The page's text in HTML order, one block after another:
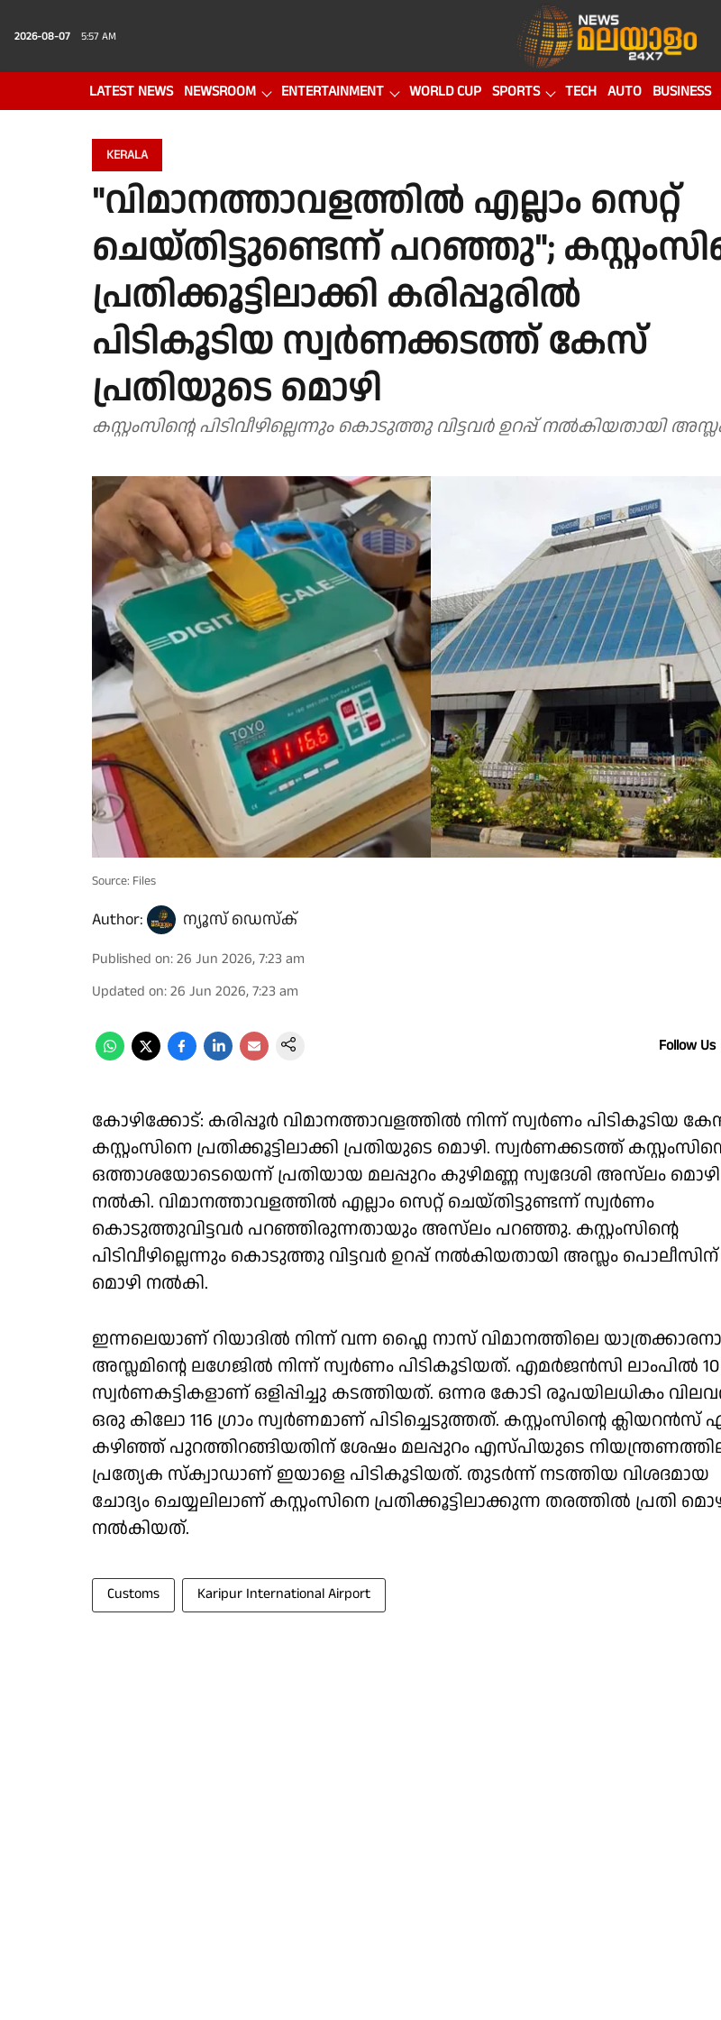
2026-08-07 5:57 AM
LATEST NEWS NEWSROOM ENTERTAINMENT WORLD CUP SPORTS TECH AUTO BUSINESS
KERALA
"വിമാനത്താവളത്തിൽ എല്ലാം സെറ്റ്
ചെയ്തിട്ടുണ്ടെന്ന് പറഞ്ഞു";
പ്രതിക്കൂട്ടിലാക്കി കരിപ്പൂരിൽ
പിടികൂടിയ സ്വർണക്കടത്ത് കേസ്
പ്രതിയുടെ മൊഴി
കസ്റ്റംസിന്റെ പിടിവീഴില്ലെന്നും കൊടുത്തു വിട്ടവർ ഉറപ്പ് നൽകിയതായി
Source: Files
Author: ന്യൂസ് ഡെസ്ക്
Published on:26 Jun 2026, 7:23 am
Updated on:26 Jun 2026, 7:23 am
Follow Us
കോഴിക്കോട്: കരിപ്പൂർ വിമാനത്താവളത്തിൽ നിന്ന് സ്വർണം പിടികൂടിയ
കസ്റ്റംസിനെ പ്രതിക്കൂട്ടിലാക്കി പ്രതിയുടെ മൊഴി. സ്വർണക്കടത്ത്
ഒത്താശയോടെയെന്ന് പ്രതിയായ മലപ്പുറം കുഴിമണ്ണ സ്വദേശി അസ്‌ലം മൊഴി
നൽകി. വിമാനത്താവളത്തിൽ എല്ലാം സെറ്റ് ചെയ്തിട്ടുണ്ടന്ന് സ്വർണം
കൊടുത്തുവിട്ടവർ പറഞ്ഞിരുന്നതായും അസ്‌ലം പറഞ്ഞു. കസ്റ്റംസിന്റെ
പിടിവീഴില്ലെന്നും കൊടുത്തു വിട്ടവർ ഉറപ്പ് നൽകിയതായി അസ്ലം പൊലീസിന്
മൊഴി നൽകി.
ഇന്നലെയാണ് റിയാദിൽ നിന്ന് വന്ന ഫ്ലൈ നാസ് വിമാനത്തിലെ
അസ്ലമിൻ്റെ ലഗേജിൽ നിന്ന് സ്വർണം പിടികൂടിയത്. എമർജൻസി ലാംപിൽ 10
സ്വർണകട്ടികളാണ് ഒളിപ്പിച്ചു കടത്തിയത്. ഒന്നര കോടി രൂപയിലധികം
ഒരു കിലോ 116 ഗ്രാം സ്വർണമാണ് പിടിച്ചെടുത്തത്. കസ്റ്റംസിൻ്റെ ക്ലിയറൻസ്
കഴിഞ്ഞ് പുറത്തിറങ്ങിയതിന് ശേഷം മലപ്പുറം എസ്പിയുടെ
പ്രത്യേക സ്ക്വാഡാണ് ഇയാളെ പിടികൂടിയത്. തുടർന്ന് നടത്തിയ വിശദമായ
ചോദ്യം ചെയ്യലിലാണ് കസ്റ്റംസിനെ പ്രതിക്കൂട്ടിലാക്കുന്ന തരത്തിൽ പ്രതി
നൽകിയത്.
Customs Karipur International Airport